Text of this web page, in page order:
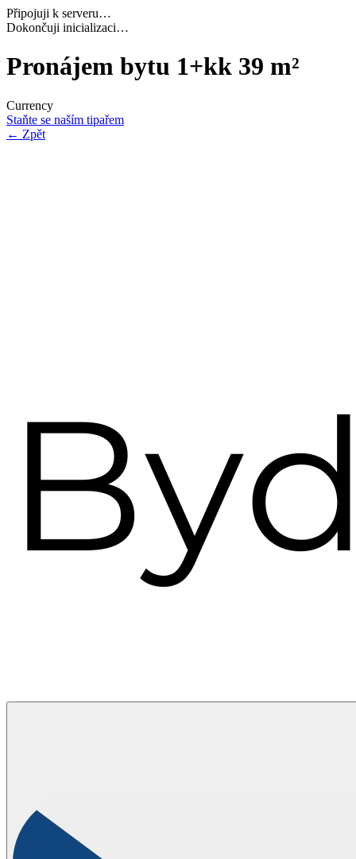
Připojuji k serveru…
Navazuji bezpečné spojení…
Pronájem bytu 1+kk 39 m²
Currency
Staňte se naším tipařem
← Zpět